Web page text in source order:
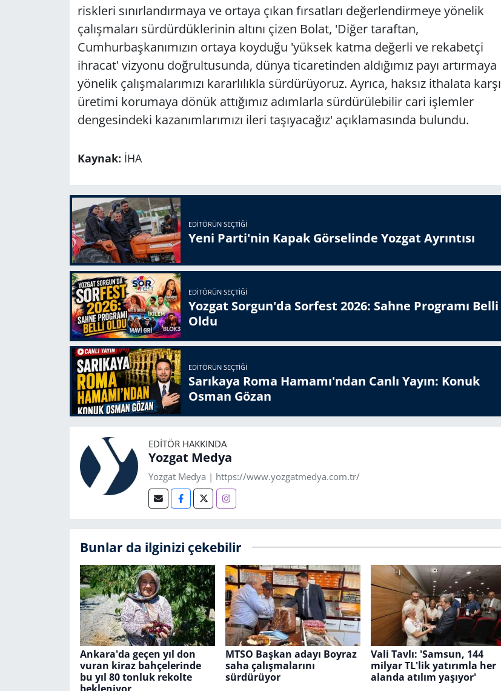
riskleri sınırlandırmaya ve ortaya çıkan fırsatları değerlendirmeye yönelik
çalışmaları sürdürdüklerinin altını çizen Bolat, 'Diğer taraftan,
Cumhurbaşkanımızın ortaya koyduğu 'yüksek katma değerli ve rekabetçi
ihracat' vizyonu doğrultusunda, dünya ticaretinden aldığımız payı artırmaya
yönelik çalışmalarımızı kararlılıkla sürdürüyoruz. Ayrıca, haksız ithalata karşı
üretimi korumaya dönük attığımız adımlarla sürdürülebilir cari işlemler
dengesindeki kazanımlarımızı ileri taşıyacağız' açıklamasında bulundu.
Kaynak: İHA
EDITÖRÜN SEÇTIĞI
Yeni Parti'nin Kapak Görselinde Yozgat Ayrıntısı
EDITÖRÜN SEÇTIĞI
Yozgat Sorgun'da Sorfest 2026: Sahne Programı Belli
Oldu
EDITÖRÜN SEÇTIĞI
Sarıkaya Roma Hamamı'ndan Canlı Yayın: Konuk
Osman Gözan
EDITÖR HAKKINDA
Yozgat Medya
Yozgat Medya | https://www.yozgatmedya.com.tr/
Bunlar da ilginizi çekebilir
Ankara'da geçen yıl don
vuran kiraz bahçelerinde
bu yıl 80 tonluk rekolte
MTSO Başkan adayı Boyraz
saha çalışmalarını
sürdürüyor
Vali Tavlı: 'Samsun, 144
milyar TL'lik yatırımla her
alanda atılım yaşıyor'